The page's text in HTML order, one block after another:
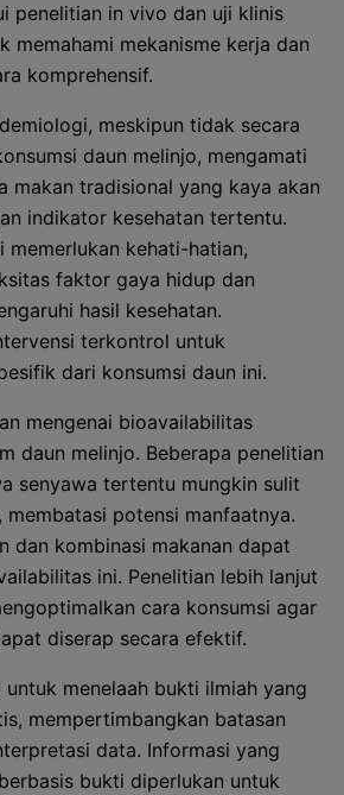
penelitian in vivo dan uji klinis
memahami mekanisme kerja dan
komprehensif.
meskipun tidak secara
daun melinjo, mengamati
makan tradisional yang kaya akan
indikator kesehatan tertentu.
memerlukan kehati-hatian,
faktor gaya hidup dan
hasil kesehatan.
terkontrol untuk
dari konsumsi daun ini.
mengenai bioavailabilitas
daun melinjo. Beberapa penelitian
senyawa tertentu mungkin sulit
membatasi potensi manfaatnya.
dan kombinasi makanan dapat
ini. Penelitian lebih lanjut
cara konsumsi agar
diserap secara efektif.
menelaah bukti ilmiah yang
mempertimbangkan batasan
data. Informasi yang
bukti diperlukan untuk